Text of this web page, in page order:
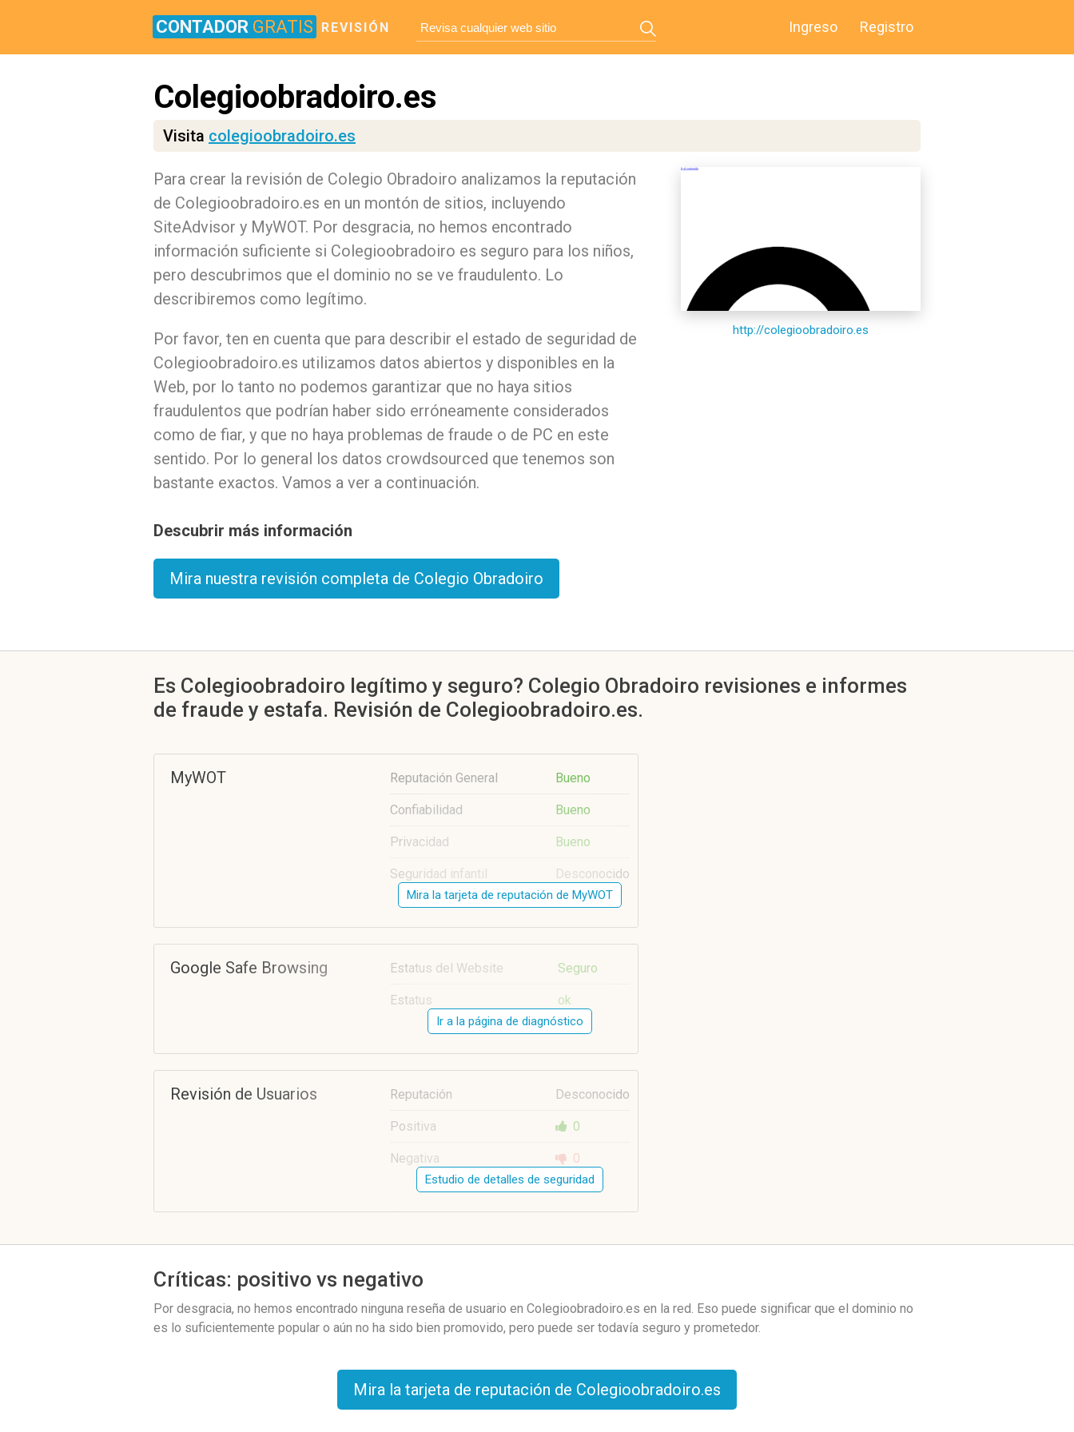
CONTADOR GRATIS REVISIÓN Ingreso Registro
Colegioobradoiro.es
Visita colegioobradoiro.es
Para crear la revisión de Colegio Obradoiro analizamos la reputación
de Colegioobradoiro.es en un montón de sitios, incluyendo
SiteAdvisor y MyWOT. Por desgracia, no hemos encontrado
información suficiente si Colegioobradoiro es seguro para los niños,
pero descubrimos que el dominio no se ve fraudulento. Lo
describiremos como legítimo.
Por favor, ten en cuenta que para describir el estado de seguridad de
Colegioobradoiro.es utilizamos datos abiertos y disponibles en la
Web, por lo tanto no podemos garantizar que no haya sitios
fraudulentos que podrían haber sido erróneamente considerados
como de fiar, y que no haya problemas de fraude o de PC en este
sentido. Por lo general los datos crowdsourced que tenemos son
bastante exactos. Vamos a ver a continuación.
Descubrir más información
Mira nuestra revisión completa de Colegio Obradoiro
http://colegioobradoiro.es
Es Colegioobradoiro legítimo y seguro? Colegio Obradoiro revisiones e informes
de fraude y estafa. Revisión de Colegioobradoiro.es.
MyWOT Reputación General Bueno
Confiabilidad Bueno
Privacidad Bueno
Seguridad infantil Desconocido
Mira la tarjeta de reputación de MyWOT
Google Safe Browsing Estatus del Website Seguro
Estatus ok
Ir a la página de diagnóstico
Revisión de Usuarios Reputación Desconocido
Positiva 0
Negativa 0
Estudio de detalles de seguridad
Críticas: positivo vs negativo
Por desgracia, no hemos encontrado ninguna reseña de usuario en Colegioobradoiro.es en la red. Eso puede significar que el dominio no
es lo suficientemente popular o aún no ha sido bien promovido, pero puede ser todavía seguro y prometedor.
Mira la tarjeta de reputación de Colegioobradoiro.es